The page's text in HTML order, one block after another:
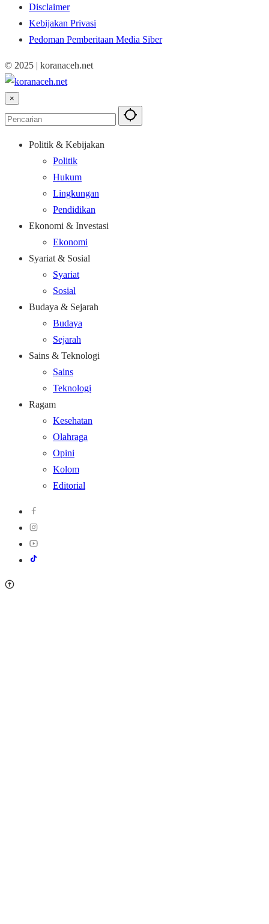
Disclaimer
Kebijakan Privasi
Pedoman Pemberitaan Media Siber
© 2025 | koranaceh.net
×
Politik & Kebijakan
Politik
Hukum
Lingkungan
Pendidikan
Ekonomi & Investasi
Ekonomi
Syariat & Sosial
Syariat
Sosial
Budaya & Sejarah
Budaya
Sejarah
Sains & Teknologi
Sains
Teknologi
Ragam
Kesehatan
Olahraga
Opini
Kolom
Editorial